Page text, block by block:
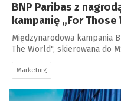
BNP Paribas z
kampanię „For
Międzynarodowa kampania
The World", skierowana do
Marketing
a